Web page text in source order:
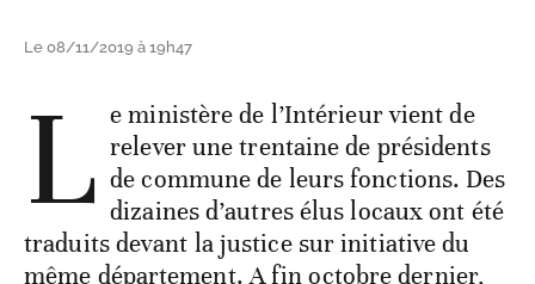
Le 08/11/2019 à 19h47
L e ministère de l’Intérieur vient de
relever une trentaine de présidents
de commune de leurs fonctions. Des
dizaines d’autres élus locaux ont été
traduits devant la justice sur initiative du
même département. A fin octobre dernier,